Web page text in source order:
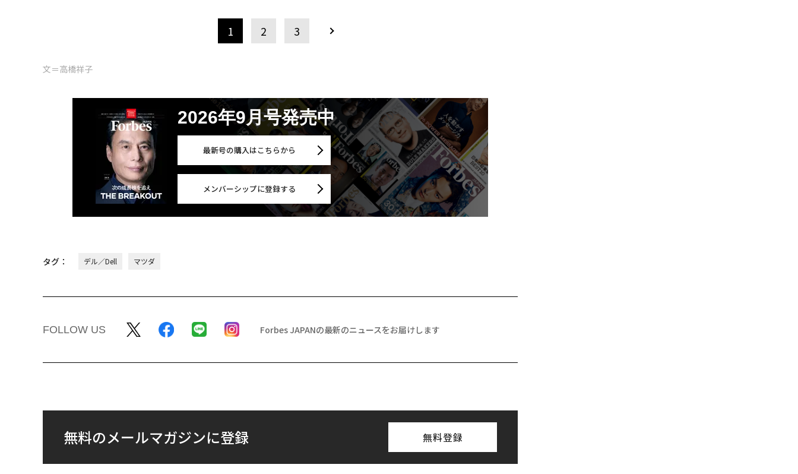
1 2 3
文＝高橋祥子
2026年9月号発売中
最新号の購入はこちらから
メンバーシップに登録する
タグ： デル／Dell マツダ
FOLLOW US Forbes JAPANの最新のニュースをお届けします
無料のメールマガジンに登録 無料登録